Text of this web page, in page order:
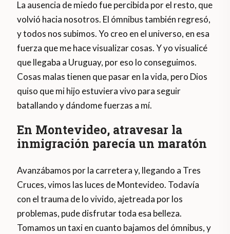
La ausencia de miedo fue percibida por el resto, que
volvió hacia nosotros. El ómnibus también regresó,
y todos nos subimos. Yo creo en el universo, en esa
fuerza que me hace visualizar cosas. Y yo visualicé
que llegaba a Uruguay, por eso lo conseguimos.
Cosas malas tienen que pasar en la vida, pero Dios
quiso que mi hijo estuviera vivo para seguir
batallando y dándome fuerzas a mí.
En Montevideo, atravesar la
inmigración parecía un maratón
Avanzábamos por la carretera y, llegando a Tres
Cruces, vimos las luces de Montevideo. Todavía
con el trauma de lo vivido, ajetreada por los
problemas, pude disfrutar toda esa belleza.
Tomamos un taxi en cuanto bajamos del ómnibus, y